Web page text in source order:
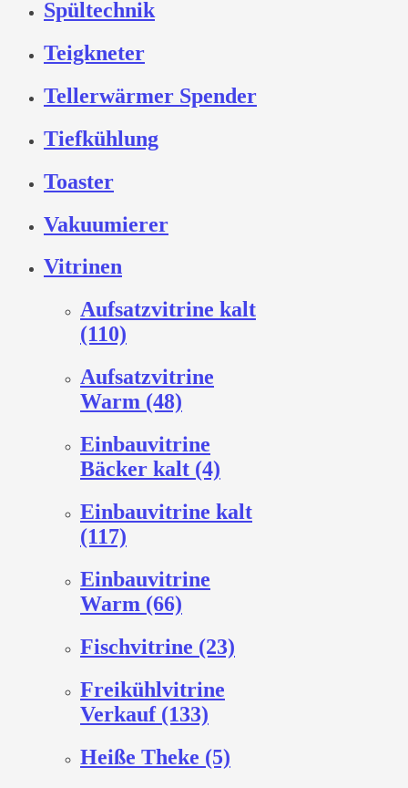
Spültechnik
Teigkneter
Tellerwärmer Spender
Tiefkühlung
Toaster
Vakuumierer
Vitrinen
Aufsatzvitrine kalt
(110)
Aufsatzvitrine
Warm (48)
Einbauvitrine
Bäcker kalt (4)
Einbauvitrine kalt
(117)
Einbauvitrine
Warm (66)
Fischvitrine (23)
Freikühlvitrine
Verkauf (133)
Heiße Theke (5)